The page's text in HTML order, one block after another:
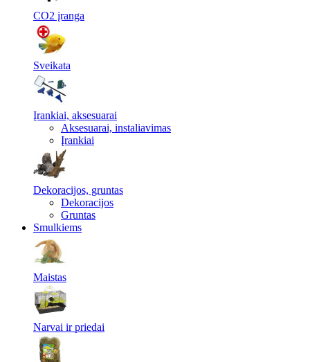
CO2 įranga
Sveikata
Įrankiai, aksesuarai
Aksesuarai, instaliavimas
Įrankiai
Dekoracijos, gruntas
Dekoracijos
Gruntas
Smulkiems
Maistas
Narvai ir priedai